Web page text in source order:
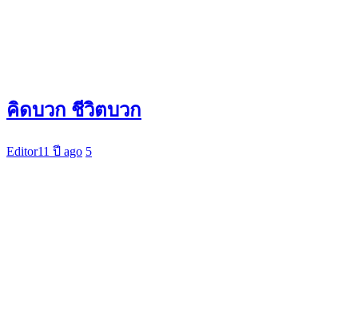
คิดบวก ชีวิตบวก
Editor11 ปี ago 5